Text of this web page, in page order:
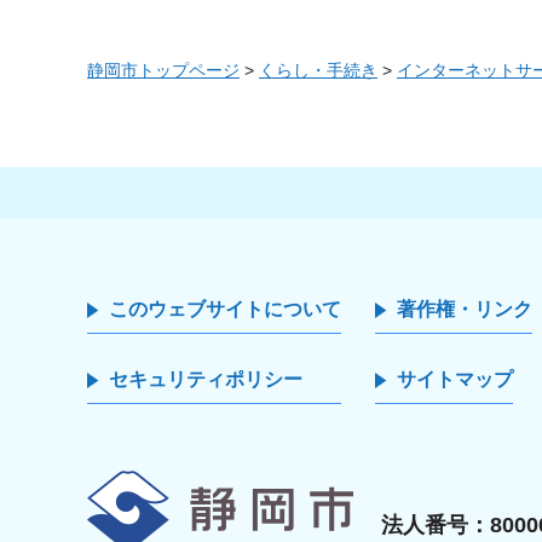
静岡市トップページ > くらし・手続き > インターネットサ
このウェブサイトについて 著作権・リンク
セキュリティポリシー サイトマップ
法人番号：